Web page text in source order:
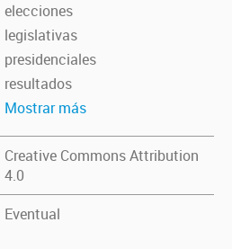
elecciones
legislativas
presidenciales
resultados
Mostrar más
Creative Commons Attribution
4.0
Eventual